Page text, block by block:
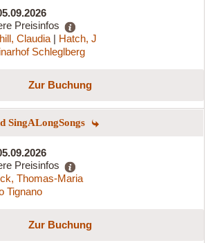
Preisinfos
Claudia | Hatch, J
Schleglberg
Zur Buchung
SingALongSongs
Preisinfos
Thomas-Maria
Tignano
Zur Buchung